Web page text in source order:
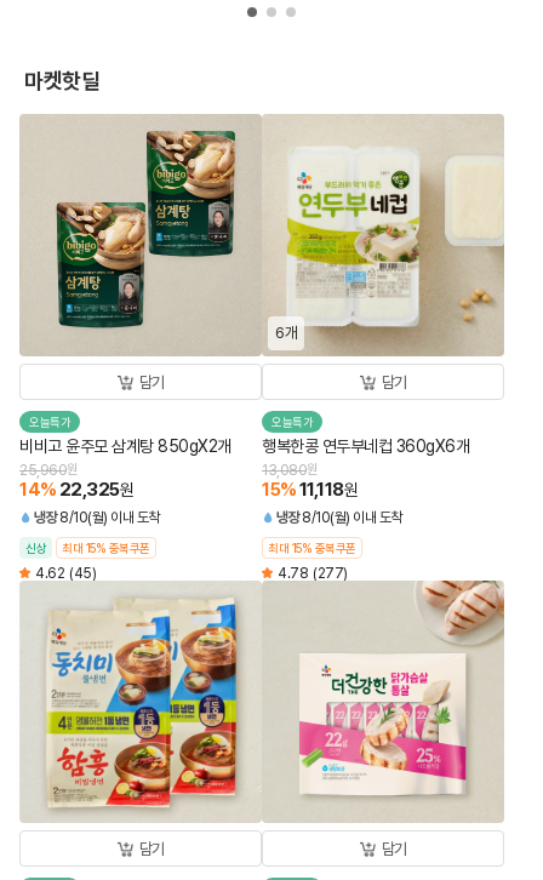
마켓핫딜
담기
오늘특가
비비고 윤주모 삼계탕 850gX2개
25,960원
14% 22,325원
냉장 8/10(월) 이내 도착
신상 최대 15% 중복쿠폰
4.62 (45)
6개
담기
오늘특가
행복한콩 연두부네컵 360gX6개
13,080원
15%11,118원
냉장 8/10(월) 이내 도착
최대 15% 중복쿠폰
4.78 (277)
담기 담기